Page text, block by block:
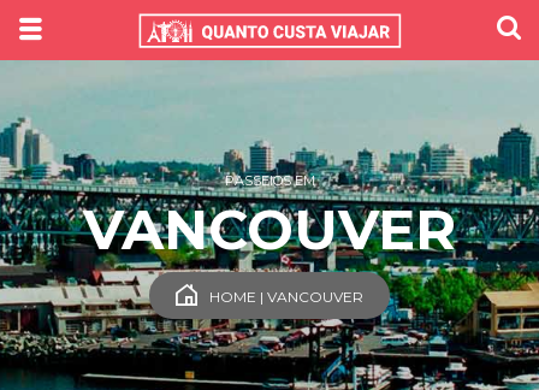
PASSEIOS EM
VANCOUVER
HOME | VANCOUVER